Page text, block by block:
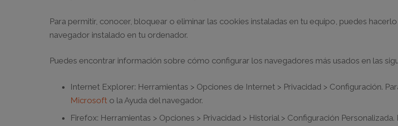
Para permitir, conocer, bloquear o eliminar las cookies instaladas en tu equipo, puedes
navegador instalado en tu ordenador.
Puedes encontrar información sobre cómo configurar los navegadores más usados en las
Internet Explorer: Herramientas > Opciones de Internet > Privacidad > Configuración.
Microsoft o la Ayuda del navegador.
Firefox: Herramientas > Opciones > Privacidad > Historial > Configuración